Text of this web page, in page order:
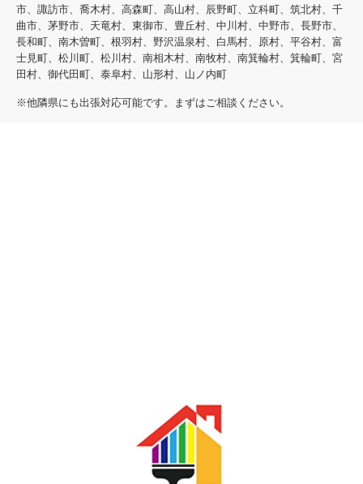
市、諏訪市、喬木村、高森町、高山村、辰野町、立科町、筑北村、千
曲市、茅野市、天竜村、東御市、豊丘村、中川村、中野市、長野市、
長和町、南木曽町、根羽村、野沢温泉村、白馬村、原村、平谷村、富
士見町、松川町、松川村、南相木村、南牧村、南箕輪村、箕輪町、宮
田村、御代田町、泰阜村、山形村、山ノ内町
※他隣県にも出張対応可能です。まずはご相談ください。